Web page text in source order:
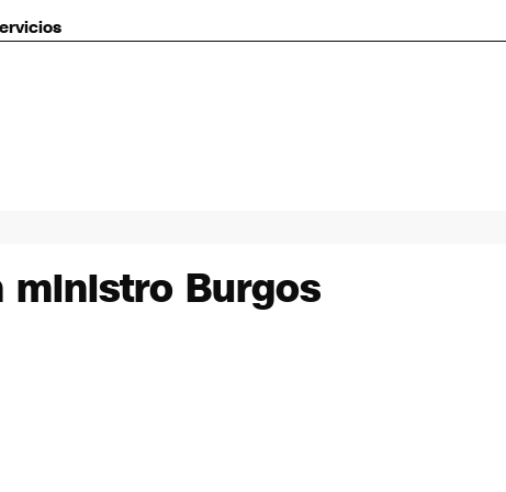
ministro Burgos